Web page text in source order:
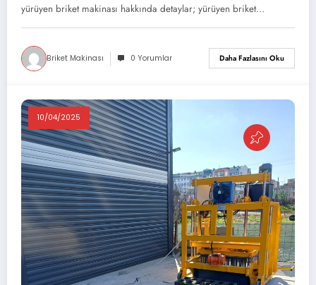
yürüyen briket makinası hakkında detaylar; yürüyen briket…
Briket Makinası 0 Yorumlar Daha Fazlasını Oku
10/04/2025